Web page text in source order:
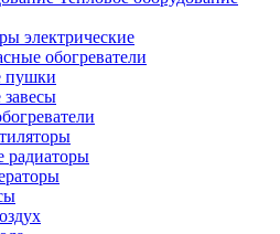
электрические
обогреватели
пушки
радиаторы